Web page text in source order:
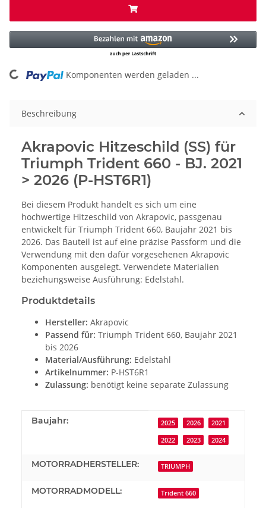
Komponenten werden geladen ...
Beschreibung
Akrapovic Hitzeschild (SS) für
Triumph Trident 660 - BJ. 2021
> 2026 (P-HST6R1)
Bei diesem Produkt handelt es sich um eine
hochwertige Hitzeschild von Akrapovic, passgenau
entwickelt für Triumph Trident 660, Baujahr 2021 bis
2026. Das Bauteil ist auf eine präzise Passform und die
Verwendung mit den dafür vorgesehenen Akrapovic
Komponenten ausgelegt. Verwendete Materialien
beziehungsweise Ausführung: Edelstahl.
Produktdetails
Hersteller: Akrapovic
Passend für: Triumph Trident 660, Baujahr 2021
bis 2026
Material/Ausführung: Edelstahl
Artikelnummer: P-HST6R1
Zulassung: benötigt keine separate Zulassung
Produkteigenschaft
Wert
Baujahr: 2025 2026 2021
2022 2023 2024
MOTORRADHERSTELLER: TRIUMPH
MOTORRADMODELL: Trident 660